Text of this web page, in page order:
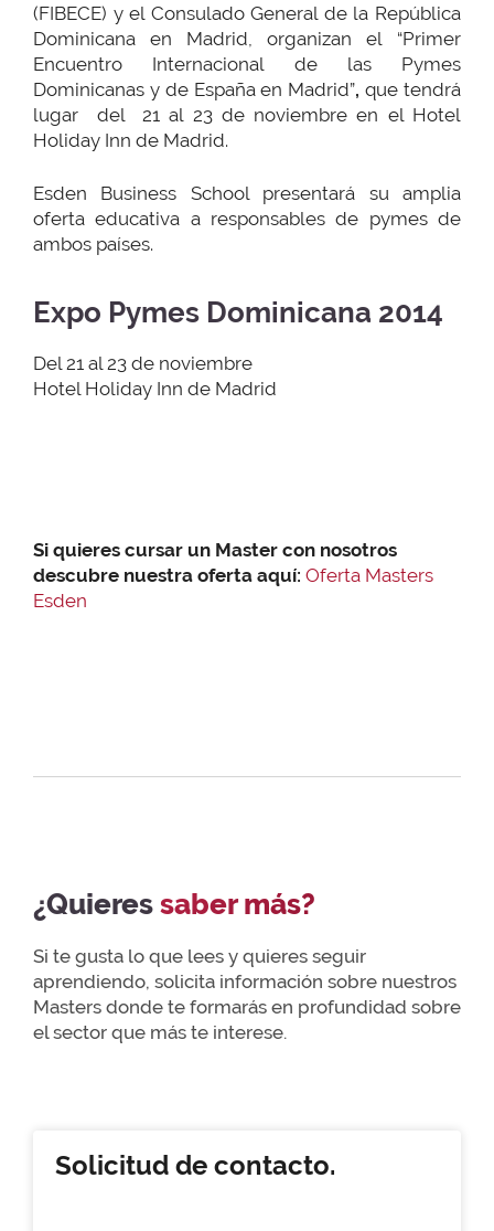
(FIBECE) y el Consulado General de la República
Dominicana en Madrid, organizan el “Primer
Encuentro Internacional de las Pymes
Dominicanas y de España en Madrid”, que tendrá
lugar del 21 al 23 de noviembre en el Hotel
Holiday Inn de Madrid.
Esden Business School presentará su amplia
oferta educativa a responsables de pymes de
ambos países.
Expo Pymes Dominicana 2014
Del 21 al 23 de noviembre
Hotel Holiday Inn de Madrid
Si quieres cursar un Master con nosotros
descubre nuestra oferta aquí: Oferta Masters
Esden
¿Quieressaber más?
Si te gusta lo que lees y quieres seguir
aprendiendo, solicita información sobre nuestros
Masters donde te formarás en profundidad sobre
el sector que más te interese.
Solicitud de contacto.